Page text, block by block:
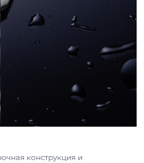
конструкция и